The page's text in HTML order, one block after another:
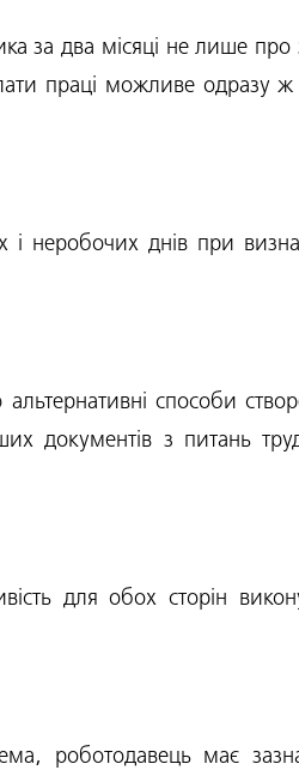
за два місяці не лише про
праці можливе одразу ж
і неробочих днів при
способи
документів з питань
для обох сторін
роботодавець має